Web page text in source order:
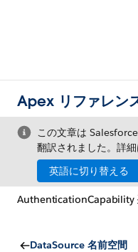
Apex リファレン
この文章は
翻訳されました。詳
英語に切り替える
AuthenticationCapability
DataSource 名前空間